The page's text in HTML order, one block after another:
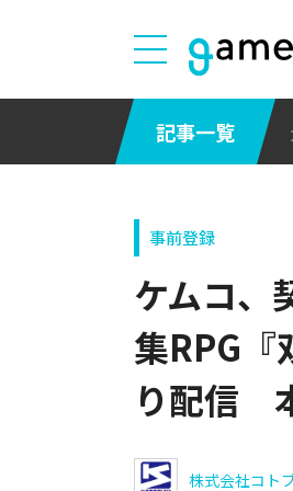
記事一覧
事前登録
ケムコ、
集RPG『
り配信
株式会社コト